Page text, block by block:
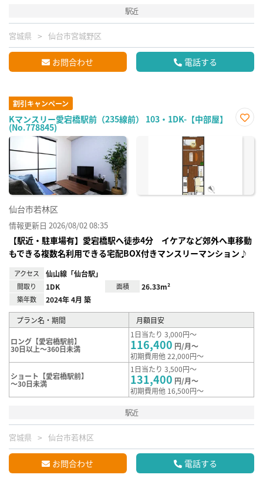
駅近
宮城県 仙台市宮城野区
お問合わせ 電話する
割引キャンペーン
Kマンスリー愛宕橋駅前（235線前） 103・1DK-【中部屋】
(No.778845)
に入
仙台市若林区
情報更新日 2026/08/02 08:35
【駅近・駐車場有】愛宕橋駅へ徒歩4分 イケアなど郊外へ車移動
もできる複数名利用できる宅配BOX付きマンスリーマンション♪
アクセス 仙山線「仙台駅」
間取り 1DK 面積 26.33m²
築年数 2024年 4月 築
プラン名・期間 月額目安
ロング【愛宕橋駅前】
30日以上～360日未満
1日当たり 3,000円～
116,400 円/月～
初期費用他 22,000円～
ショート【愛宕橋駅前】
～30日未満
1日当たり 3,500円～
131,400 円/月～
初期費用他 16,500円～
駅近
宮城県 仙台市若林区
お問合わせ 電話する